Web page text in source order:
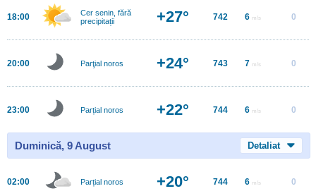
18:00
Cer senin, fără
precipitații
+27° 742 6 m/s 0
20:00 Parţial noros +24° 743 7 m/s 0
23:00 Parțial noros +22° 744 6 m/s 0
Duminică, 9 August Detaliat
02:00 Parțial noros +20° 744 6 m/s 0